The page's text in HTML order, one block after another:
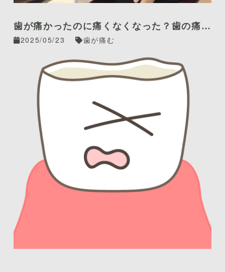
歯が痛かったのに痛くなくなった？歯の痛み
が消える理由とその背後に潜む危険性
2025/05/23 歯が痛む